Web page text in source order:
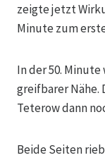
zeigte jetzt
Minute zum
In der 50.
greifbarer Nähe.
Teterow dann
Beide Seiten